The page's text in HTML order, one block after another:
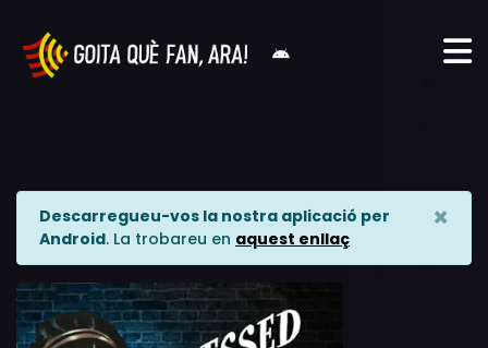
Descarregueu-vos la nostra aplicació per
Android. La trobareu en aquest enllaç
×